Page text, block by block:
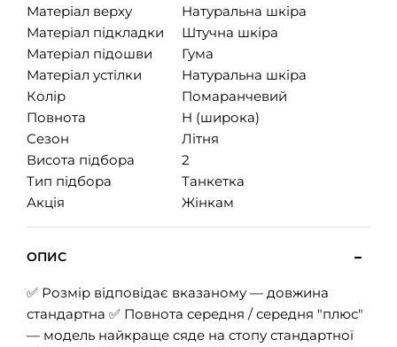
Матеріал верху
Натуральна шкіра
Матеріал підкладки
Штучна шкіра
Матеріал підошви
Гума
Матеріал устілки
Натуральна шкіра
Колір
Помаранчевий
Повнота
H (широка)
Сезон
Літня
Висота підбора
2
Тип підбора
Танкетка
Акція
Жінкам
ОПИС
✅ Розмір відповідає вказаному — довжина
стандартна ✅ Повнота середня / середня "плюс"
— модель найкраще сяде на стопу стандартної